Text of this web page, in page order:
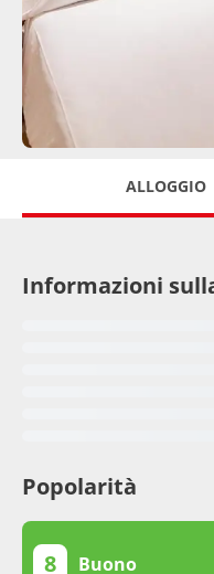
ALLOGGIO
Informazioni
Popolarità
8 Buono